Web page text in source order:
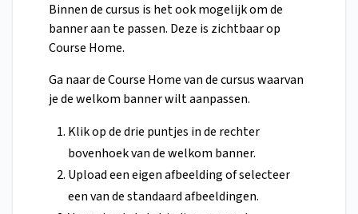
Binnen de cursus is het ook mogelijk om de
banner aan te passen. Deze is zichtbaar op
Course Home.
Ga naar de Course Home van de cursus waarvan
je de welkom banner wilt aanpassen.
Klik op de drie puntjes in de rechter
bovenhoek van de welkom banner.
Upload een eigen afbeelding of selecteer
een van de standaard afbeeldingen.